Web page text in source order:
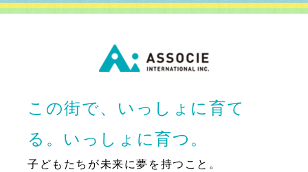
この街で、いっしょに育て
る。いっしょに育つ。
子どもたちが未来に夢を持つこと。